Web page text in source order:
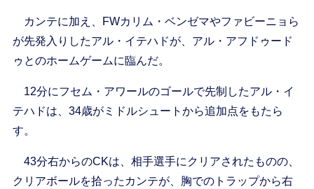
カンテに加え、FWカリム・ベンゼマやファビーニョら
が先発入りしたアル・イテハドが、アル・アフドゥード
ゥとのホームゲームに臨んだ。
12分にフセム・アワールのゴールで先制したアル・イ
テハドは、34歳がミドルシュートから追加点をもたら
す。
43分右からのCKは、相手選手にクリアされたものの、
クリアボールを拾ったカンテが、胸でのトラップから右